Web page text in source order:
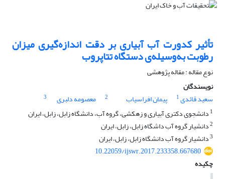
تأثیر کدورت آب آبیاری بر دقت اندازه‌گیری میزان
رطوبت به‌وسیله‌ی دستگاه تتاپروب
نوع مقاله : مقاله پژوهشی
نویسندگان
سعید قائدی1 پیمان افراسیاب 2 معصومه دلبری
3
1 دانشجوی دکتری آبیاری و زهکشی، گروه آب، دانشگاه زابل، زابل، ایران
2دانشیار گروه آب داشگاه زابل، زابل، ایران
3دانشیار گروه آب دانشگاه زابل، زابل، ایران
10.22059/ijswr.2017.233358.667680
چکیده